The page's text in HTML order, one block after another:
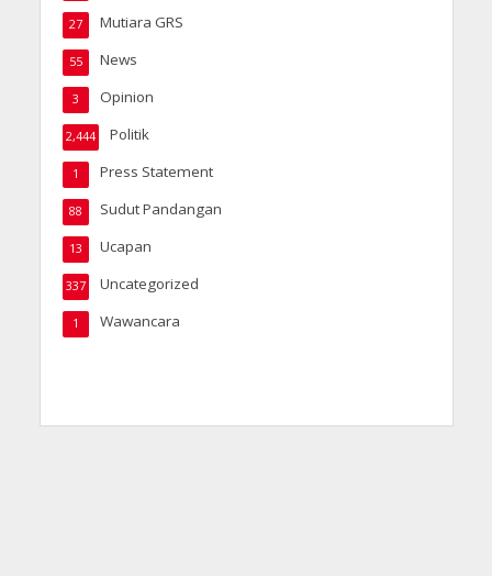
Mutiara GRS
27
News
55
Opinion
3
Politik
2,444
Press Statement
1
Sudut Pandangan
88
Ucapan
13
Uncategorized
337
Wawancara
1